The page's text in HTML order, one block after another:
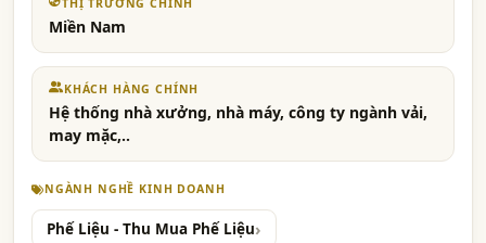
THỊ TRƯỜNG CHÍNH
Miền Nam
KHÁCH HÀNG CHÍNH
Hệ thống nhà xưởng, nhà máy, công ty ngành vải,
may mặc,..
NGÀNH NGHỀ KINH DOANH
Phế Liệu - Thu Mua Phế Liệu